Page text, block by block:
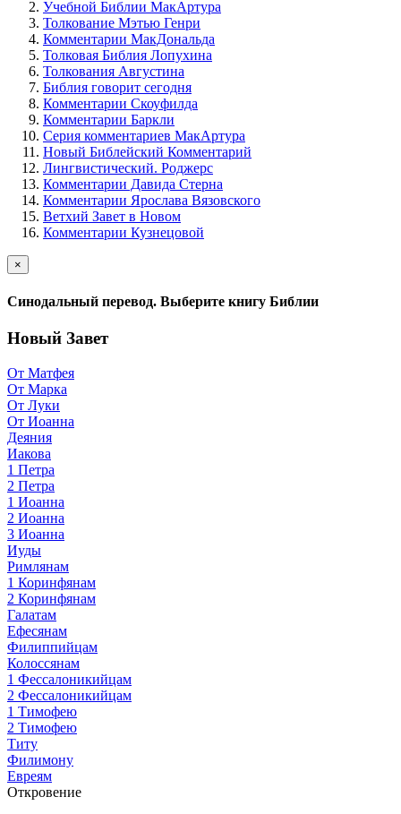
Учебной Библии МакАртура
Толкование Мэтью Генри
Комментарии МакДональда
Толковая Библия Лопухина
Толкования Августина
Библия говорит сегодня
Комментарии Скоуфилда
Комментарии Баркли
Серия комментариев МакАртура
Новый Библейский Комментарий
Лингвистический. Роджерс
Комментарии Давида Стерна
Комментарии Ярослава Вязовского
Ветхий Завет в Новом
Комментарии Кузнецовой
×
Синодальный перевод. Выберите книгу Библии
Новый Завет
От Матфея
От Марка
От Луки
От Иоанна
Деяния
Иакова
1 Петра
2 Петра
1 Иоанна
2 Иоанна
3 Иоанна
Иуды
Римлянам
1 Коринфянам
2 Коринфянам
Галатам
Ефесянам
Филиппийцам
Колоссянам
1 Фессалоникийцам
2 Фессалоникийцам
1 Тимофею
2 Тимофею
Титу
Филимону
Евреям
Откровение